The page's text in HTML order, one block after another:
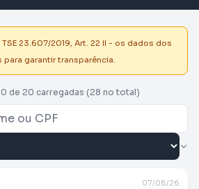
23.607/2019, Art. 22 II - os dados dos
garantir transparência.
de 20 carregadas (28 no total)
07/08/26